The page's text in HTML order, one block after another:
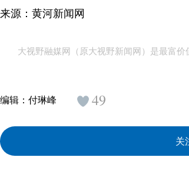
来源：黄河新闻网
大视野融媒网（原大视野新闻网）是最富
编辑： 付琳峰 49
关